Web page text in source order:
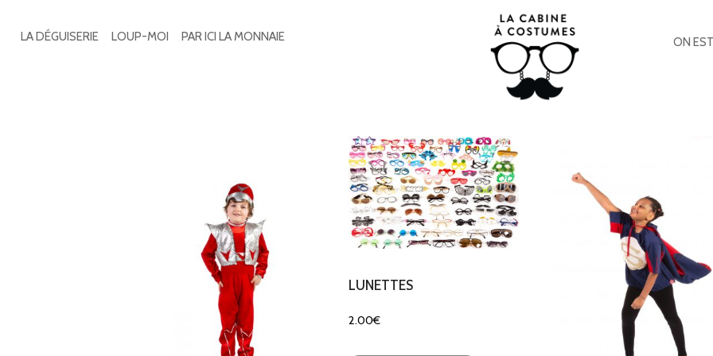
LA DÉGUISERIE LOUP-MOI PAR ICI LA MONNAIE ON
LUNETTES
2.00€